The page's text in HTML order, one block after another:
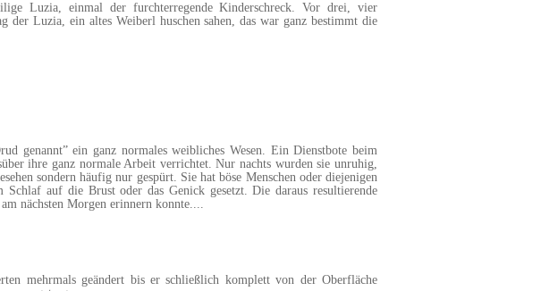
Luzia, einmal der furchterregende Kinderschreck. Vor drei, vier
der Luzia, ein altes Weiberl huschen sahen, das war ganz bestimmt die
genannt” ein ganz normales weibliches Wesen. Ein Dienstbote beim
ihre ganz normale Arbeit verrichtet. Nur nachts wurden sie unruhig,
sondern häufig nur gespürt. Sie hat böse Menschen oder diejenigen
auf die Brust oder das Genick gesetzt. Die daraus resultierende
nächsten Morgen erinnern konnte....
mehrmals geändert bis er schließlich komplett von der Oberfläche